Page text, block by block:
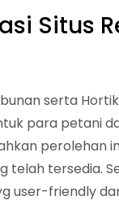
Situs
serta
para petani
perolehan
telah tersedia.
user-friendly